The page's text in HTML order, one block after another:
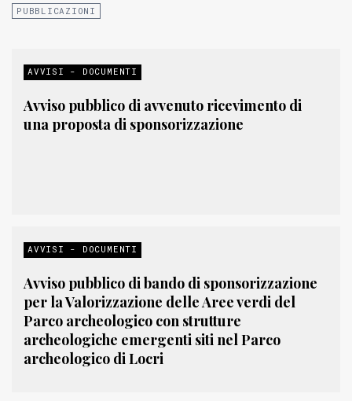
PUBBLICAZIONI
AVVISI - DOCUMENTI
Avviso pubblico di avvenuto ricevimento di
una proposta di sponsorizzazione
AVVISI - DOCUMENTI
Avviso pubblico di bando di sponsorizzazione
per la Valorizzazione delle Aree verdi del
Parco archeologico con strutture
archeologiche emergenti siti nel Parco
archeologico di Locri